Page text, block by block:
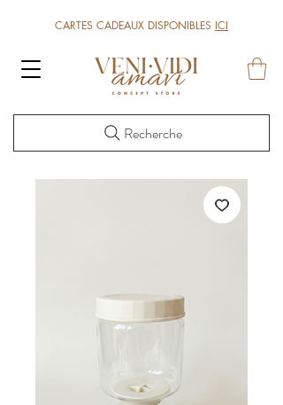
CARTES CADEAUX DISPONIBLES ICI
Recherche